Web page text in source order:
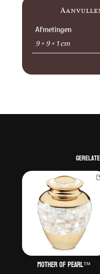
Afmetingen
9 × 9 × 1 cm
Mother Of Pearl™